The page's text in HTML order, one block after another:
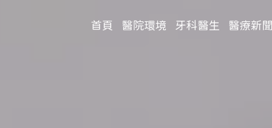
首頁 醫院環境 牙科醫生 醫療新聞